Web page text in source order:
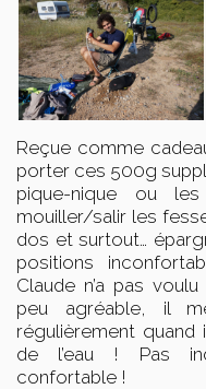
Reçue comme
porter ces 500g
pique-nique ou
mouiller/salir les
dos et surtout…
positions
Claude n’a pas
peu agréable, il
régulièrement quand
de l’eau !
Pas
confortable !